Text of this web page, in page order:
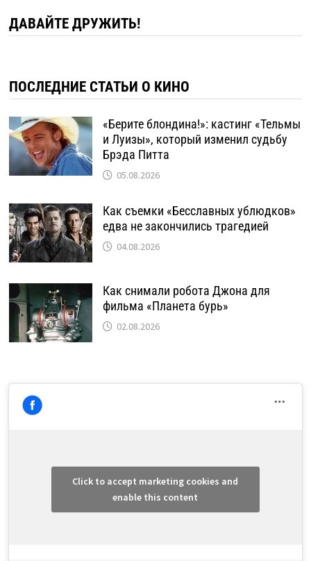
ДАВАЙТЕ ДРУЖИТЬ!
ПОСЛЕДНИЕ СТАТЬИ О КИНО
«Берите блондина!»: кастинг «Тельмы
и Луизы», который изменил судьбу
Брэда Питта
05.08.2026
Как съемки «Бесславных ублюдков»
едва не закончились трагедией
04.08.2026
Как снимали робота Джона для
фильма «Планета бурь»
02.08.2026
Click to accept marketing cookies and
enable this content